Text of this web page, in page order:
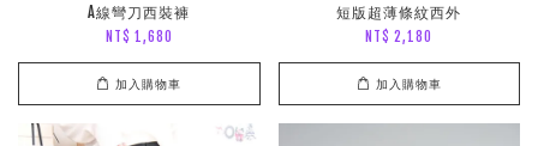
A線彎刀西裝褲
NT$ 1,680
加入購物車
短版超薄條紋西外
NT$ 2,180
加入購物車